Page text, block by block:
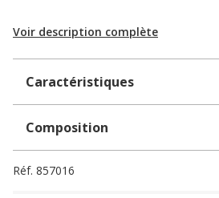
Voir description complète
Caractéristiques
Composition
Réf. 857016